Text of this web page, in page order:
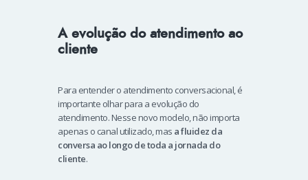
A evolução do atendimento ao
cliente
Para entender o atendimento conversacional, é
importante olhar para a evolução do
atendimento. Nesse novo modelo, não importa
apenas o canal utilizado, mas a fluidez da
conversa ao longo de toda a jornada do
cliente.